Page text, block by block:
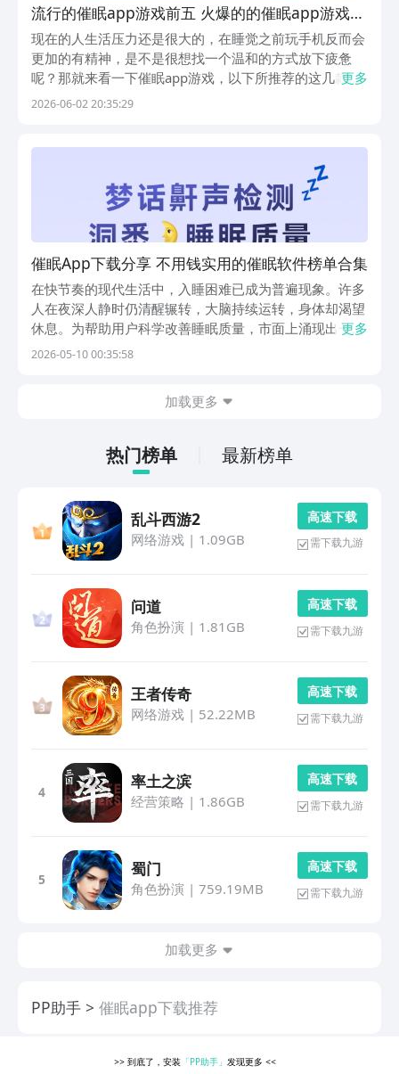
流行的催眠app游戏前五 火爆的的催眠app游戏下
载分享2026
现在的人生活压力还是很大的，在睡觉之前玩手机反而会
更加的有精神，是不是很想找一个温和的方式放下疲惫
呢？那就来看一下催眠app游戏，以下所推荐的这几款游
戏都来自阿里巴巴灵犀互娱旗下的九游平台。作为手游福
礼...
更多
2026-06-02 20:35:29
催眠App下载分享 不用钱实用的催眠软件榜单合集
在快节奏的现代生活中，入睡困难已成为普遍现象。许多
人在夜深人静时仍清醒辗转，大脑持续运转，身体却渴望
休息。为帮助用户科学改善睡眠质量，市面上涌现出一批
功能专业、体验细腻的助眠类应用程序。它们依托自然声
更多
2026-05-10 00:35:58
加载更多
热门榜单 最新榜单
乱斗西游2
网络游戏| 1.09GB
高 速 下 载
需下载九游
问道
角色扮演 | 1.81GB
高 速 下 载
需下载九游
王者传奇
网络游戏| 52.22MB
高 速 下 载
需下载九游
4
率土之滨
经营策略 | 1.86GB
高 速 下 载
需下载九游
5
蜀门
角色扮演 | 759.19MB
高 速 下 载
需下载九游
加载更多
PP助手 催眠app下载推荐
>> 到底了，安装 「PP助手」发现更多<<